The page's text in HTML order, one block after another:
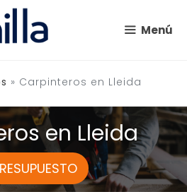
Menú
» Carpinteros en Lleida
en Lleida